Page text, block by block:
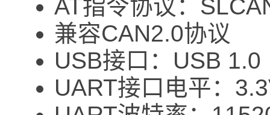
AT指令协议：
兼容CAN2.0协议
USB接口：USB 1.0
UART接口电平：